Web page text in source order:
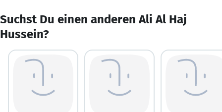
Suchst Du einen anderen Ali Al Haj
Hussein?